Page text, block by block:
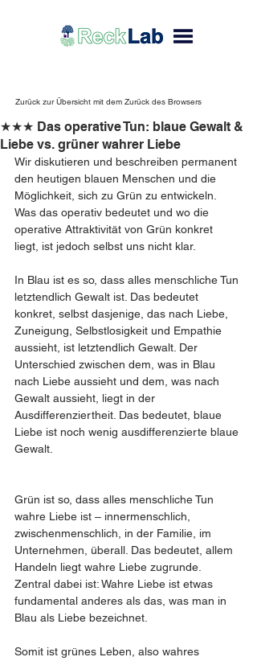
Zurück zur Übersicht mit dem Zurück des Browsers
★★★ Das operative Tun: blaue Gewalt &
Liebe vs. grüner wahrer Liebe
Wir diskutieren und beschreiben permanent
den heutigen blauen Menschen und die
Möglichkeit, sich zu Grün zu entwickeln.
Was das operativ bedeutet und wo die
operative Attraktivität von Grün konkret
liegt, ist jedoch selbst uns nicht klar.
In Blau ist es so, dass alles menschliche Tun
letztendlich Gewalt ist. Das bedeutet
konkret, selbst dasjenige, das nach Liebe,
Zuneigung, Selbstlosigkeit und Empathie
aussieht, ist letztendlich Gewalt. Der
Unterschied zwischen dem, was in Blau
nach Liebe aussieht und dem, was nach
Gewalt aussieht, liegt in der
Ausdifferenziertheit. Das bedeutet, blaue
Liebe ist noch wenig ausdifferenzierte blaue
Gewalt.
Grün ist so, dass alles menschliche Tun
wahre Liebe ist – innermenschlich,
zwischenmenschlich, in der Familie, im
Unternehmen, überall. Das bedeutet, allem
Handeln liegt wahre Liebe zugrunde.
Zentral dabei ist: Wahre Liebe ist etwas
fundamental anderes als das, was man in
Blau als Liebe bezeichnet.
Somit ist grünes Leben, also wahres